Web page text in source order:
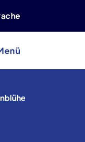
Festival